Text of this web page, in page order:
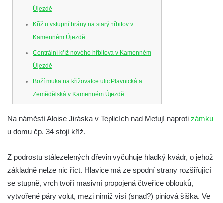
Újezdě
Kříž u vstupní brány na starý hřbitov v
Kamenném Újezdě
Centrální kříž nového hřbitova v Kamenném
Újezdě
Boží muka na křižovatce ulic Plavnická a
Zemědělská v Kamenném Újezdě
v Kamenném Újezdě
Kříž na křižovatce ulic 5. května a Dělnická
Kříž v Dělnické ulici v Kamenném Újezdě
Boží muka na křižovatce ulic Latrán a K
Malší ve Velešíně
Na náměstí Aloise Jiráska v Teplicích nad Metují naproti zámku
u domu čp. 34 stojí kříž.
Z podrostu stálezelených dřevin vyčuhuje hladký kvádr, o jehož
základně nelze nic říct. Hlavice má ze spodní strany rozšiřující
se stupně, vrch tvoří masivní propojená čtveřice oblouků,
vytvořené páry volut, mezi nimiž visí (snad?) piniová šiška. Ve